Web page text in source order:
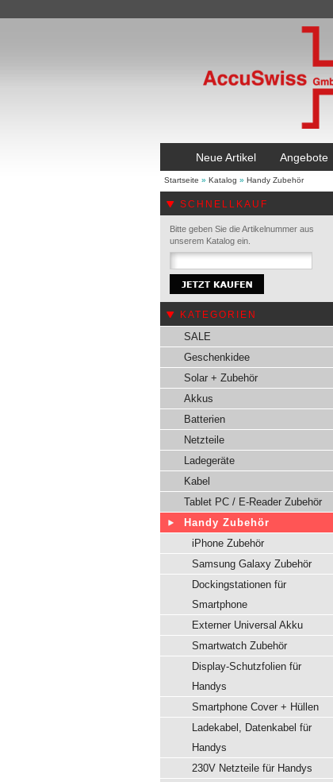
Neue Artikel Angebote
Startseite » Katalog » Handy Zubehör
SCHNELLKAUF
Bitte geben Sie die Artikelnummer aus
unserem Katalog ein.
KATEGORIEN
SALE
Geschenkidee
Solar + Zubehör
Akkus
Batterien
Netzteile
Ladegeräte
Kabel
Tablet PC / E-Reader Zubehör
Handy Zubehör
iPhone Zubehör
Samsung Galaxy Zubehör
Dockingstationen für
Smartphone
Externer Universal Akku
Smartwatch Zubehör
Display-Schutzfolien für
Handys
Smartphone Cover + Hüllen
Ladekabel, Datenkabel für
Handys
230V Netzteile für Handys